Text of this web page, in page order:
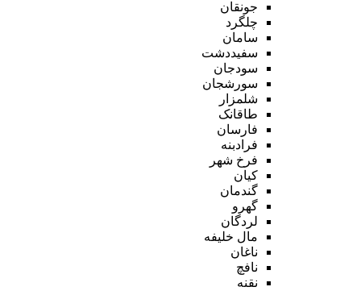
جونقان
چلگرد
سامان
سفیددشت
سودجان
سورشجان
شلمزار
طاقانک
فارسان
فرادبنه
فرخ شهر
کیان
گندمان
گهرو
لردگان
مال خلیفه
ناغان
نافچ
نقنه